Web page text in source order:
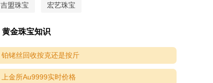
吉盟珠宝 宏艺珠宝
黄金珠宝知识
铂铑丝回收按克还是按斤
上金所Au9999实时价格